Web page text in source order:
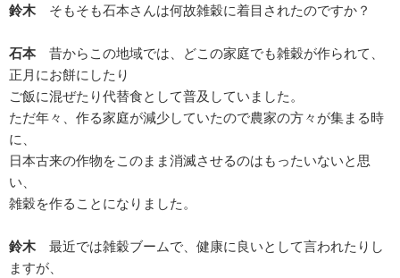
鈴木そもそも石本さんは何故雑穀に着目されたのですか？
石本昔からこの地域では、どこの家庭でも雑穀が作られて、
正月にお餅にしたり
ご飯に混ぜたり代替食として普及していました。
ただ年々、作る家庭が減少していたので農家の方々が集まる時
に、
日本古来の作物をこのまま消滅させるのはもったいないと思
い、
雑穀を作ることになりました。
鈴木最近では雑穀ブームで、健康に良いとして言われたりし
ますが、